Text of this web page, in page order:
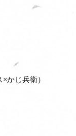
かじ兵衛）